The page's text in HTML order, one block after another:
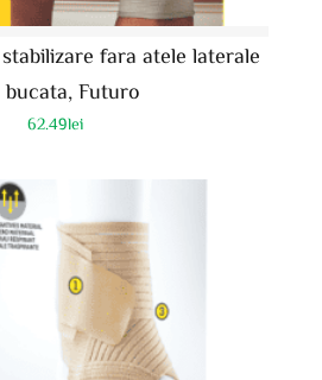
fara atele laterale
bucata, Futuro
62.49lei